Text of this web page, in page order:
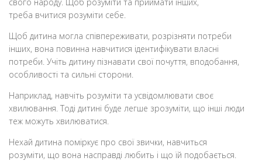
треба вчитися розуміти себе.
Щоб дитина могла співпереживати, розрізняти потреби
інших, вона повинна навчитися ідентифікувати власні
потреби. Учіть дитину пізнавати свої почуття, вподобання,
особливості та сильні сторони.
Наприклад, навчіть розуміти та усвідомлювати своє
хвилювання. Тоді дитині буде легше зрозуміти, що інші люди
теж можуть хвилюватися.
Нехай дитина поміркує про свої звички, навчиться
розуміти, що вона насправді любить і що їй подобається.